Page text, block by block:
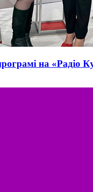
на «Радіо